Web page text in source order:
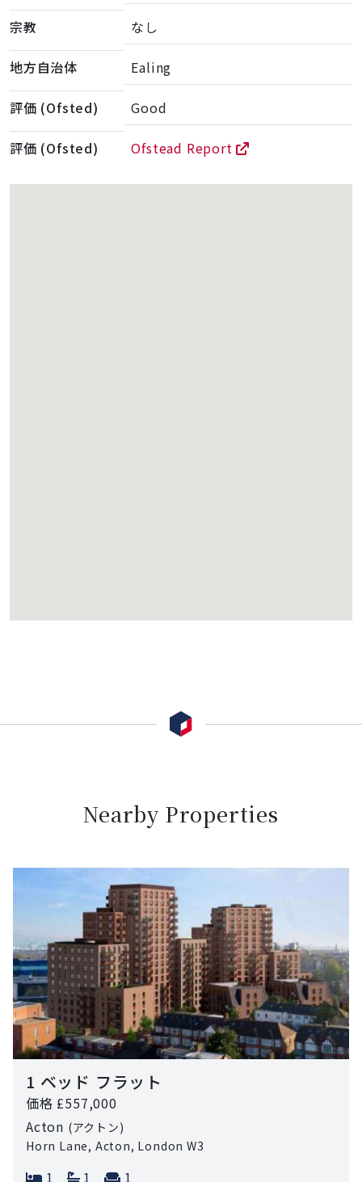
宗教 なし
地方自治体 Ealing
評価 (Ofsted) Good
評価 (Ofsted) Ofstead Report
Nearby Properties
1 ベッド フラット
価格 £557,000
Acton (アクトン)
Horn Lane, Acton, London W3
Bedrooms:
1 Bathrooms:
1 Reception rooms:
1